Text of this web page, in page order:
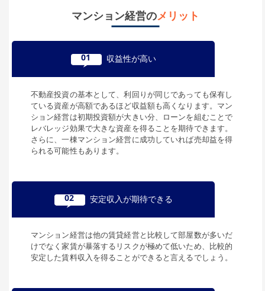
マンション経営のメリット
01 収益性が高い
不動産投資の基本として、利回りが同じであっても保有し
ている資産が高額であるほど収益額も高くなります。マン
ション経営は初期投資額が大きい分、ローンを組むことで
レバレッジ効果で大きな資産を得ることを期待できます。
さらに、一棟マンション経営に成功していれば売却益を得
られる可能性もあります。
02 安定収入が期待できる
マンション経営は他の賃貸経営と比較して部屋数が多いだ
けでなく家賃が暴落するリスクが極めて低いため、比較的
安定した賃料収入を得ることができると言えるでしょう。